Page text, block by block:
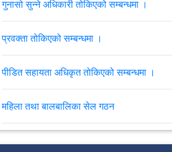
गुनासो सुन्ने अधिकारी तोकिएको सम्बन्धमा ।
प्रवक्ता तोकिएको सम्बन्धमा ।
पीडित सहायता अधिकृत तोकिएको सम्बन्धमा ।
महिला तथा बालबालिका सेल गठन